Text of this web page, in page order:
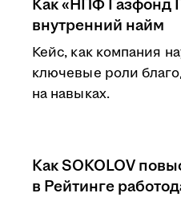
Как «НПФ Газфонд
внутренний найм
Кейс, как компания
ключевые роли
на навыках.
Как SOKOLOV
в Рейтинге